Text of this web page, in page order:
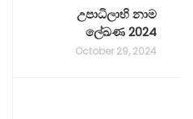
උපාධිලාභි නාම
ලේඛණ 2024
October 29, 2024